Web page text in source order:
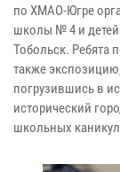
по ХМАО-Югре
школы № 4 и детей
Тобольск. Ребята
также
погрузившись в
исторический
школьных